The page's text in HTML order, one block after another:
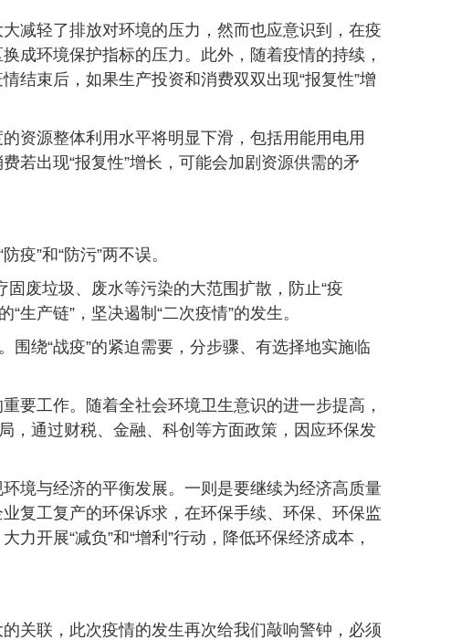
减轻了排放对环境的压力，然而也应意识到，在疫
成环境保护指标的压力。此外，随着疫情的持续，
结束后，如果生产投资和消费双双出现“报复性”增
资源整体利用水平将明显下滑，包括用能用电用
若出现“报复性”增长，可能会加剧资源供需的矛
”和“防污”两不误。
废垃圾、废水等污染的大范围扩散，防止“疫
生产链”，坚决遏制“二次疫情”的发生。
绕“战疫”的紧迫需要，分步骤、有选择地实施临
要工作。随着全社会环境卫生意识的进一步提高，
，通过财税、金融、科创等方面政策，因应环保发
境与经济的平衡发展。一则是要继续为经济高质量
复工复产的环保诉求，在环保手续、环保、环保监
开展“减负”和“增利”行动，降低环保经济成本，
关联，此次疫情的发生再次给我们敲响警钟，必须